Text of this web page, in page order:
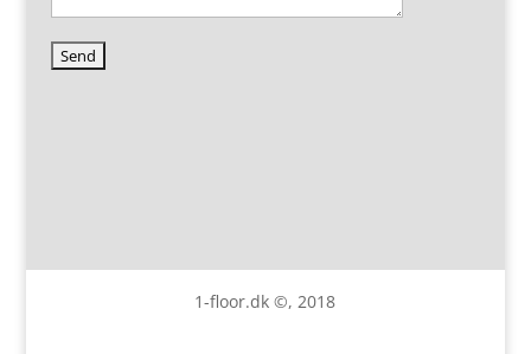
1-floor.dk ©, 2018